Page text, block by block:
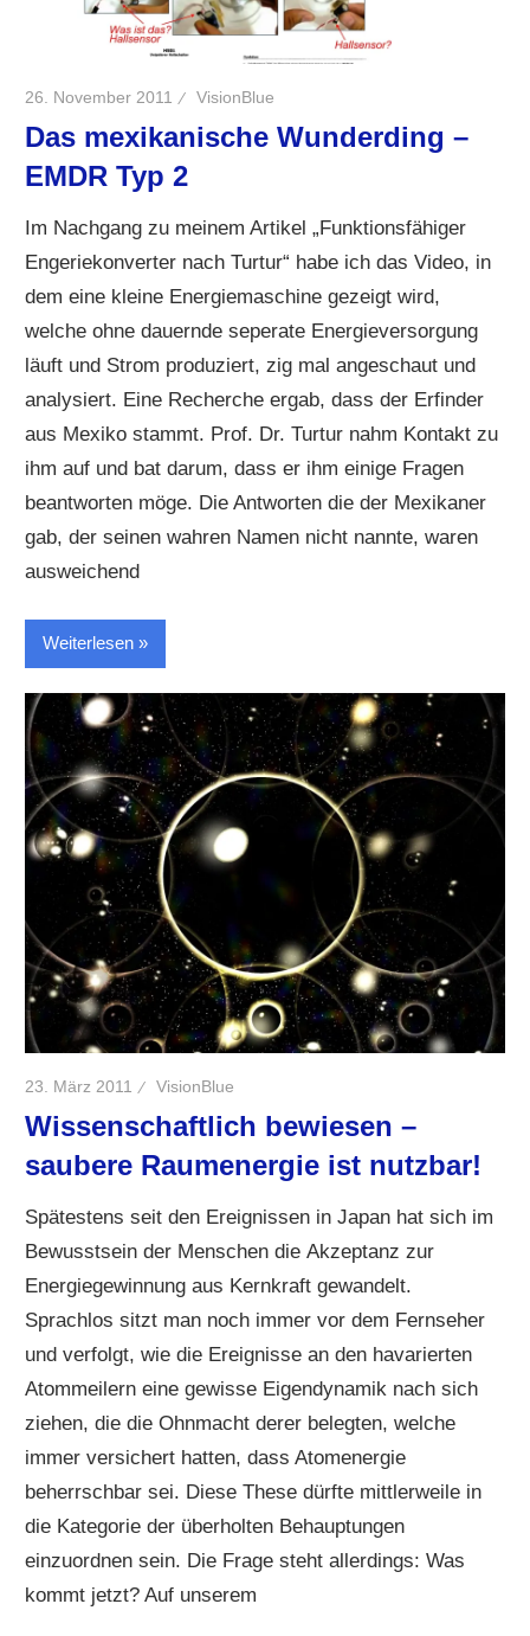
26. November 2011 VisionBlue
Das mexikanische Wunderding –
EMDR Typ 2
Im Nachgang zu meinem Artikel „Funktionsfähiger
Engeriekonverter nach Turtur“ habe ich das Video, in
dem eine kleine Energiemaschine gezeigt wird,
welche ohne dauernde seperate Energieversorgung
läuft und Strom produziert, zig mal angeschaut und
analysiert. Eine Recherche ergab, dass der Erfinder
aus Mexiko stammt. Prof. Dr. Turtur nahm Kontakt zu
ihm auf und bat darum, dass er ihm einige Fragen
beantworten möge. Die Antworten die der Mexikaner
gab, der seinen wahren Namen nicht nannte, waren
ausweichend
Weiterlesen
23. März 2011 VisionBlue
Wissenschaftlich bewiesen –
saubere Raumenergie ist nutzbar!
Spätestens seit den Ereignissen in Japan hat sich im
Bewusstsein der Menschen die Akzeptanz zur
Energiegewinnung aus Kernkraft gewandelt.
Sprachlos sitzt man noch immer vor dem Fernseher
und verfolgt, wie die Ereignisse an den havarierten
Atommeilern eine gewisse Eigendynamik nach sich
ziehen, die die Ohnmacht derer belegten, welche
immer versichert hatten, dass Atomenergie
beherrschbar sei. Diese These dürfte mittlerweile in
die Kategorie der überholten Behauptungen
einzuordnen sein. Die Frage steht allerdings: Was
kommt jetzt? Auf unserem